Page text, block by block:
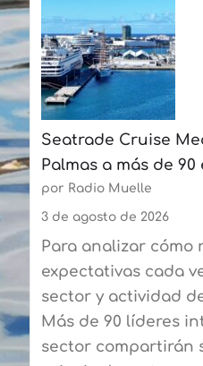
50
participantes
cada
semana
estrena
un
sistema
digital
en
la
ruta
Playa
Blanca-
Corralejo
para
agilizar
el
Seatrade Cruise
Palmas a más de
por Radio Muelle
3 de agosto de 2026
Para analizar cómo
expectativas cada
sector y actividad
Más de 90 líderes
sector compartirán